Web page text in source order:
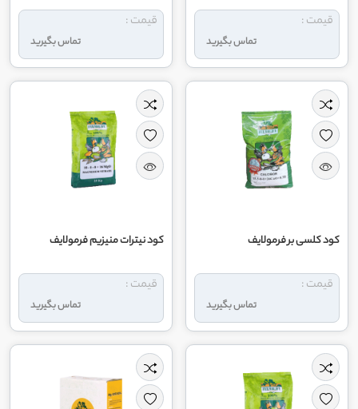
تماس بگیرید
قیمت :
تماس بگیرید
قیمت :
کود کلسی بر فرمولایف
تماس بگیرید
قیمت :
کود نیترات منیزیم فرمولایف
تماس بگیرید
قیمت :